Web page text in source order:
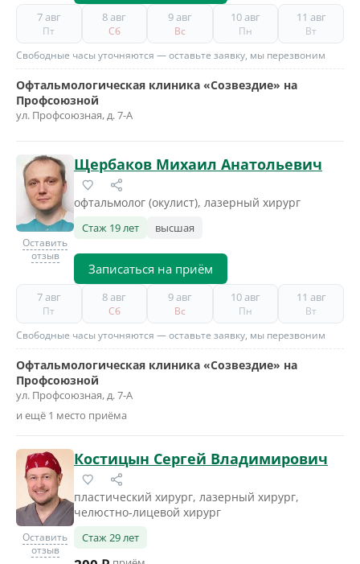
7 авг
Пт
8 авг
Сб
9 авг
Вс
10 авг
Пн
11 авг
Вт
Свободные часы уточняются — оставьте заявку, мы перезвоним
Офтальмологическая клиника «Созвездие» на
Профсоюзной
ул. Профсоюзная, д. 7-А
Оставить
отзыв
Щербаков Михаил Анатольевич
офтальмолог (окулист), лазерный хирург
Стаж 19 лет высшая
Записаться на приём
7 авг
Пт
8 авг
Сб
9 авг
Вс
10 авг
Пн
11 авг
Вт
Свободные часы уточняются — оставьте заявку, мы перезвоним
Офтальмологическая клиника «Созвездие» на
Профсоюзной
ул. Профсоюзная, д. 7-А
и ещё 1 место приёма
Оставить
отзыв
Костицын Сергей Владимирович
пластический хирург, лазерный хирург,
челюстно-лицевой хирург
Стаж 29 лет